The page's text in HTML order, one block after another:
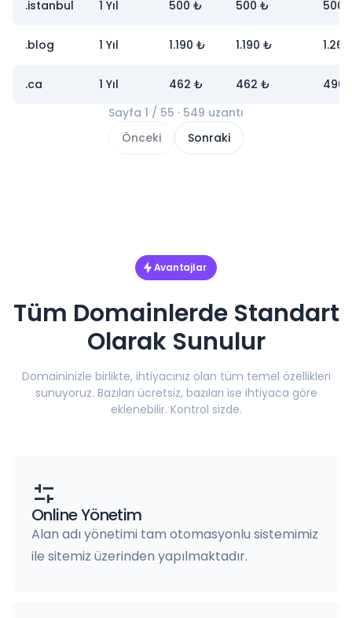
.istanbul 1 Yıl 500 ₺ 500 ₺ 500
.blog 1 Yıl 1.190 ₺ 1.190 ₺
.ca 1 Yıl 462 ₺ 462 ₺
490
Sayfa 1 / 55 · 549 uzantı
Önceki
Sonraki
Avantajlar
Tüm Domainlerde Standart
Olarak Sunulur
Domaininizle birlikte, ihtiyacınız olan tüm temel özellikleri
sunuyoruz. Bazıları ücretsiz, bazıları ise ihtiyaca göre
eklenebilir. Kontrol sizde.
Online Yönetim
Alan adı yönetimi tam otomasyonlu sistemimiz
ile sitemiz üzerinden yapılmaktadır.